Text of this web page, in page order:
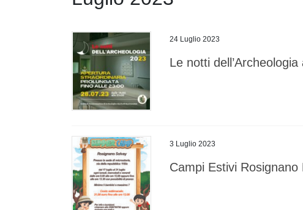
24 Luglio 2023
Le notti dell’Archeologia
3 Luglio 2023
Campi Estivi Rosignano